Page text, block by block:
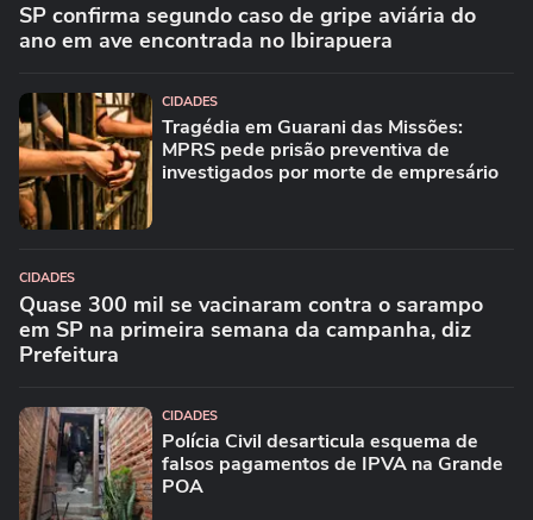
SP confirma segundo caso de gripe aviária do
ano em ave encontrada no Ibirapuera
CIDADES
Tragédia em Guarani das Missões:
MPRS pede prisão preventiva de
investigados por morte de empresário
CIDADES
Quase 300 mil se vacinaram contra o sarampo
em SP na primeira semana da campanha, diz
Prefeitura
CIDADES
Polícia Civil desarticula esquema de
falsos pagamentos de IPVA na Grande
POA